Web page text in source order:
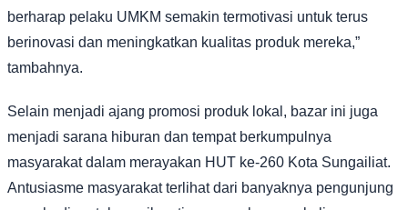
berharap pelaku UMKM semakin termotivasi untuk terus
berinovasi dan meningkatkan kualitas produk mereka,”
tambahnya.
Selain menjadi ajang promosi produk lokal, bazar ini juga
menjadi sarana hiburan dan tempat berkumpulnya
masyarakat dalam merayakan HUT ke-260 Kota Sungailiat.
Antusiasme masyarakat terlihat dari banyaknya pengunjung